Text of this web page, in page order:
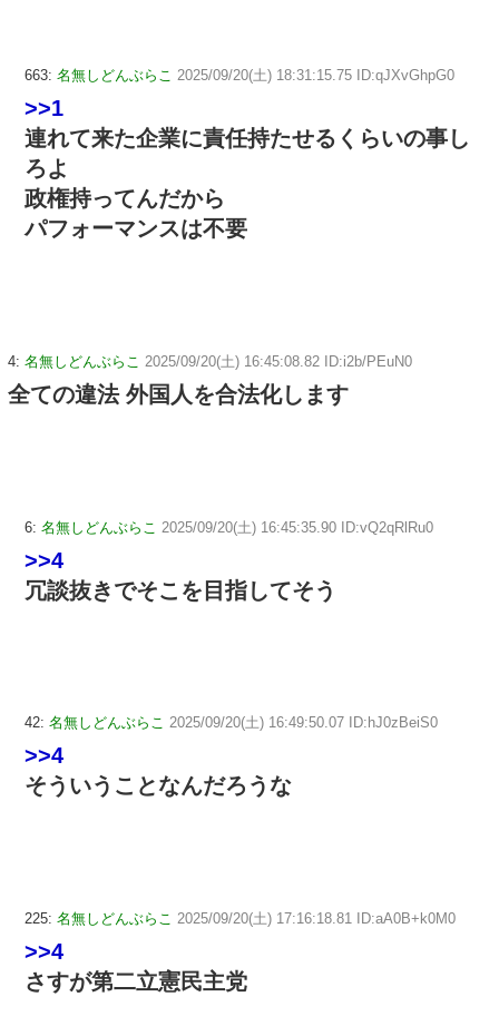
663: 名無しどんぶらこ 2025/09/20(土) 18:31:15.75 ID:qJXvGhpG0
>>1
連れて来た企業に責任持たせるくらいの事し
ろよ
政権持ってんだから
パフォーマンスは不要
4: 名無しどんぶらこ 2025/09/20(土) 16:45:08.82 ID:i2b/PEuN0
全ての違法 外国人を合法化します
6: 名無しどんぶらこ 2025/09/20(土) 16:45:35.90 ID:vQ2qRlRu0
>>4
冗談抜きでそこを目指してそう
42: 名無しどんぶらこ 2025/09/20(土) 16:49:50.07 ID:hJ0zBeiS0
>>4
そういうことなんだろうな
225: 名無しどんぶらこ 2025/09/20(土) 17:16:18.81 ID:aA0B+k0M0
>>4
さすが第二立憲民主党